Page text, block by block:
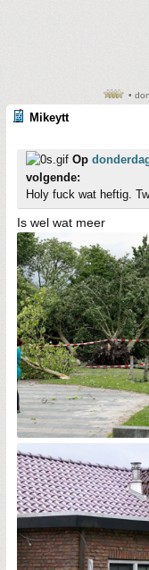
•
Mikeytt
Op
volgende:
Holy fuck wat heftig.
Is wel wat meer